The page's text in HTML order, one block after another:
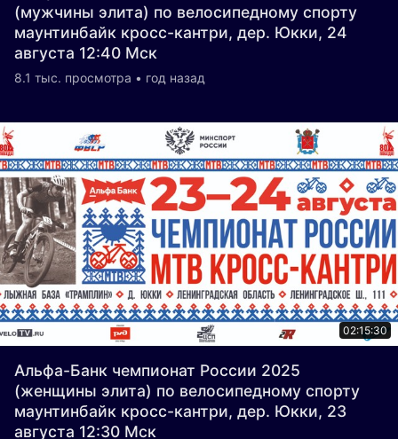
(мужчины элита) по велосипедному спорту
маунтинбайк кросс-кантри, дер. Юкки, 24
августа 12:40 Мск
8.1 тыс. просмотра • год назад
02:15:30
Альфа-Банк чемпионат России 2025
(женщины элита) по велосипедному спорту
маунтинбайк кросс-кантри, дер. Юкки, 23
августа 12:30 Мск